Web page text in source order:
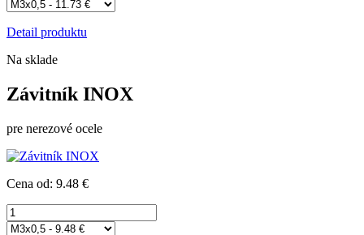
Detail produktu
Na sklade
Závitník INOX
pre nerezové ocele
Cena od: 9.48 €